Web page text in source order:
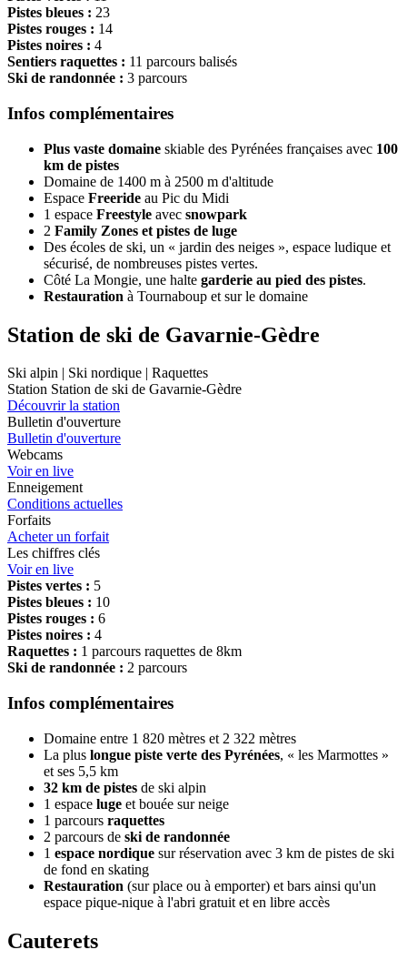
Pistes bleues : 23
Pistes rouges : 14
Pistes noires : 4
Sentiers raquettes : 11 parcours balisés
Ski de randonnée : 3 parcours
Infos complémentaires
Plus vaste domaine skiable des Pyrénées françaises avec 100
km de pistes
Domaine de 1400 m à 2500 m d'altitude
Espace Freeride au Pic du Midi
1 espace Freestyle avec snowpark
2 Family Zones et pistes de luge
Des écoles de ski, un « jardin des neiges », espace ludique et
sécurisé, de nombreuses pistes vertes.
Côté La Mongie, une halte garderie au pied des pistes.
Restauration à Tournaboup et sur le domaine
Station de ski de Gavarnie-Gèdre
Ski alpin | Ski nordique | Raquettes
Station Station de ski de Gavarnie-Gèdre
Découvrir la station
Bulletin d'ouverture
Bulletin d'ouverture
Webcams
Voir en live
Enneigement
Conditions actuelles
Forfaits
Acheter un forfait
Les chiffres clés
Voir en live
Pistes vertes : 5
Pistes bleues : 10
Pistes rouges : 6
Pistes noires : 4
Raquettes : 1 parcours raquettes de 8km
Ski de randonnée : 2 parcours
Infos complémentaires
Domaine entre 1 820 mètres et 2 322 mètres
La plus longue piste verte des Pyrénées, « les Marmottes »
et ses 5,5 km
32 km de pistes de ski alpin
1 espace luge et bouée sur neige
1 parcours raquettes
2 parcours de ski de randonnée
1 espace nordique sur réservation avec 3 km de pistes de ski
de fond en skating
Restauration (sur place ou à emporter) et bars ainsi qu'un
espace pique-nique à l'abri gratuit et en libre accès
Cauterets